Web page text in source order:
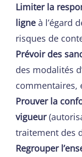
Limiter la
ligne à l’égard
risques de
Prévoir des
des modalités
commentaires,
Prouver la
vigueur
traitement des
Regrouper